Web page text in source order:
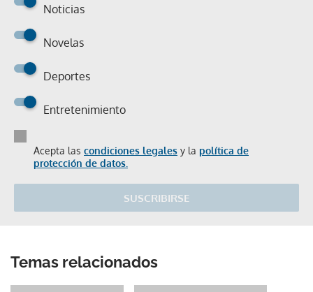
Noticias
Novelas
Deportes
Entretenimiento
Acepta las condiciones legales y la política de
protección de datos.
SUSCRIBIRSE
Temas relacionados